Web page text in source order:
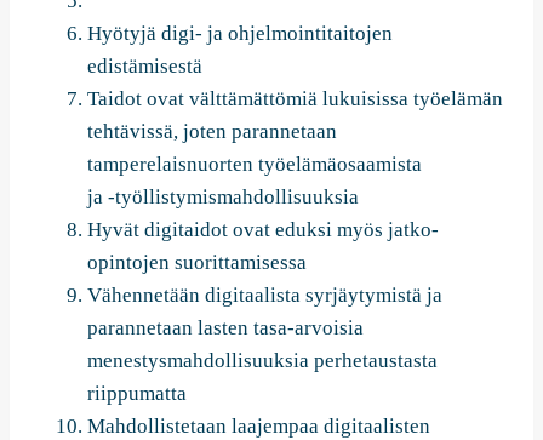
Hyötyjä digi- ja ohjelmointitaitojen
edistämisestä
Taidot ovat välttämättömiä lukuisissa työelämän
tehtävissä, joten parannetaan
tamperelaisnuorten työelämäosaamista
ja -työllistymismahdollisuuksia
Hyvät digitaidot ovat eduksi myös jatko-
opintojen suorittamisessa
Vähennetään digitaalista syrjäytymistä ja
parannetaan lasten tasa-arvoisia
menestysmahdollisuuksia perhetaustasta
riippumatta
Mahdollistetaan laajempaa digitaalisten